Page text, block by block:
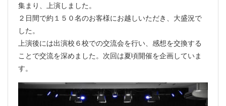
集まり、上演しました。
２日間で約１５０名のお客様にお越しいただき、大盛況で
した。
上演後には出演校６校での交流会を行い、感想を交換する
ことで交流を深めました。次回は夏頃開催を企画していま
す。